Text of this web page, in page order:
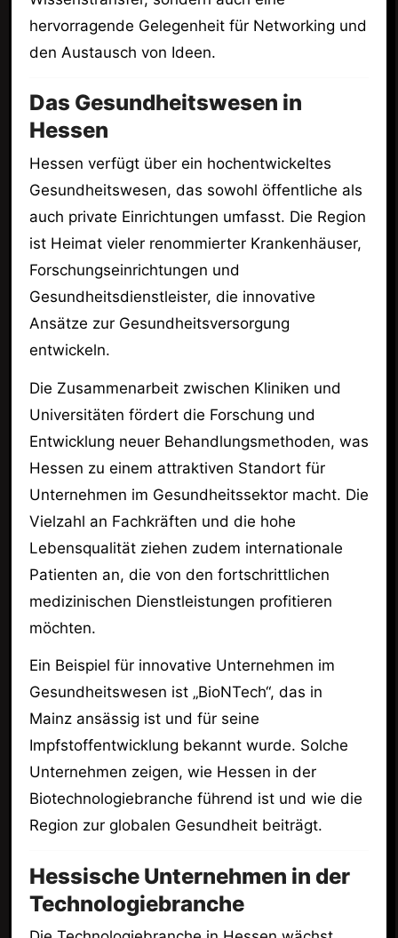
hervorragende Gelegenheit für Networking und
den Austausch von Ideen.
Das Gesundheitswesen in
Hessen
Hessen verfügt über ein hochentwickeltes
Gesundheitswesen, das sowohl öffentliche als
auch private Einrichtungen umfasst. Die Region
ist Heimat vieler renommierter Krankenhäuser,
Forschungseinrichtungen und
Gesundheitsdienstleister, die innovative
Ansätze zur Gesundheitsversorgung
entwickeln.
Die Zusammenarbeit zwischen Kliniken und
Universitäten fördert die Forschung und
Entwicklung neuer Behandlungsmethoden, was
Hessen zu einem attraktiven Standort für
Unternehmen im Gesundheitssektor macht. Die
Vielzahl an Fachkräften und die hohe
Lebensqualität ziehen zudem internationale
Patienten an, die von den fortschrittlichen
medizinischen Dienstleistungen profitieren
möchten.
Ein Beispiel für innovative Unternehmen im
Gesundheitswesen ist „BioNTech“, das in
Mainz ansässig ist und für seine
Impfstoffentwicklung bekannt wurde. Solche
Unternehmen zeigen, wie Hessen in der
Biotechnologiebranche führend ist und wie die
Region zur globalen Gesundheit beiträgt.
Hessische Unternehmen in der
Technologiebranche